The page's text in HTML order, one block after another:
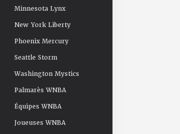
Minnesota Lynx
New York Liberty
Phoenix Mercury
Seattle Storm
Washington Mystics
Palmarès WNBA
Équipes WNBA
Joueuses WNBA